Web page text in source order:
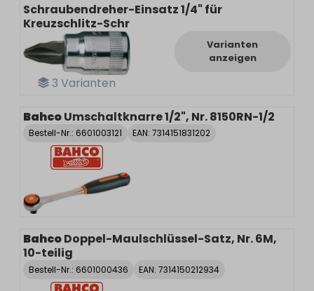
3 Varianten
Schraubendreher-Einsatz 1/4" für
Kreuzschlitz-Schr
Varianten
anzeigen
BahcoUmschaltknarre 1/2", Nr. 8150RN-1/2
Bestell-Nr.: 6601003121 EAN: 7314151831202
BahcoDoppel-Maulschlüssel-Satz, Nr. 6M,
10-teilig
Bestell-Nr.: 6601000436 EAN: 7314150212934